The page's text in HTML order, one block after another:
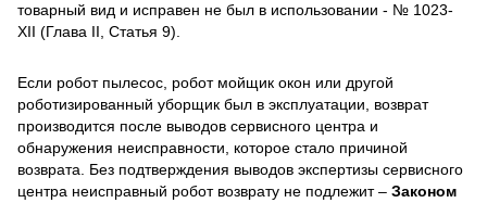
товарный вид и исправен не был в использовании - № 1023-
XII (Глава II, Статья 9).
Если робот пылесос, робот мойщик окон или другой
роботизированный уборщик был в эксплуатации, возврат
производится после выводов сервисного центра и
обнаружения неисправности, которое стало причиной
возврата. Без подтверждения выводов экспертизы сервисного
центра неисправный робот возврату не подлежит – Законом